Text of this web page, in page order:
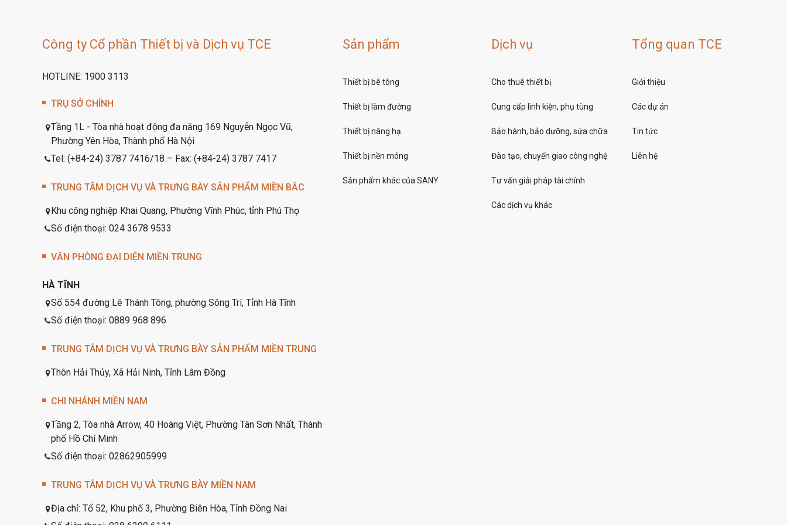
Công ty Cổ phần Thiết bị và Dịch vụ TCE
HOTLINE: 1900 3113
TRỤ SỞ CHÍNH
Tầng 1L - Tòa nhà hoạt động đa năng 169 Nguyễn Ngọc Vũ,
Phường Yên Hòa, Thành phố Hà Nội
Tel: (+84-24) 3787 7416/18 – Fax: (+84-24) 3787 7417
TRUNG TÂM DỊCH VỤ VÀ TRƯNG BÀY SẢN PHẨM MIỀN BẮC
Khu công nghiệp Khai Quang, Phường Vĩnh Phúc, tỉnh Phú Thọ
Số điện thoại: 024 3678 9533
VĂN PHÒNG ĐẠI DIỆN MIỀN TRUNG
HÀ TĨNH
Số 554 đường Lê Thánh Tông, phường Sông Trí, Tỉnh Hà Tĩnh
Số điện thoại: 0889 968 896
TRUNG TÂM DỊCH VỤ VÀ TRƯNG BÀY SẢN PHẨM MIỀN TRUNG
Thôn Hải Thủy, Xã Hải Ninh, Tỉnh Lâm Đồng
CHI NHÁNH MIỀN NAM
Tầng 2, Tòa nhà Arrow, 40 Hoàng Việt, Phường Tân Sơn Nhất, Thành
phố Hồ Chí Minh
Số điện thoại: 02862905999
TRUNG TÂM DỊCH VỤ VÀ TRƯNG BÀY MIỀN NAM
Địa chỉ: Tổ 52, Khu phố 3, Phường Biên Hòa, Tỉnh Đồng Nai
Sản phẩm
Thiết bị bê tông
Thiết bị làm đường
Thiết bị nâng hạ
Thiết bị nền móng
Sản phẩm khác của SANY
Dịch vụ
Cho thuê thiết bị
Cung cấp linh kiện, phụ tùng
Bảo hành, bảo dưỡng, sửa chữa
Đào tạo, chuyển giao công nghệ
Tư vấn giải pháp tài chính
Các dịch vụ khác
Tổng quan TCE
Giới thiệu
Các dự án
Tin tức
Liên hệ